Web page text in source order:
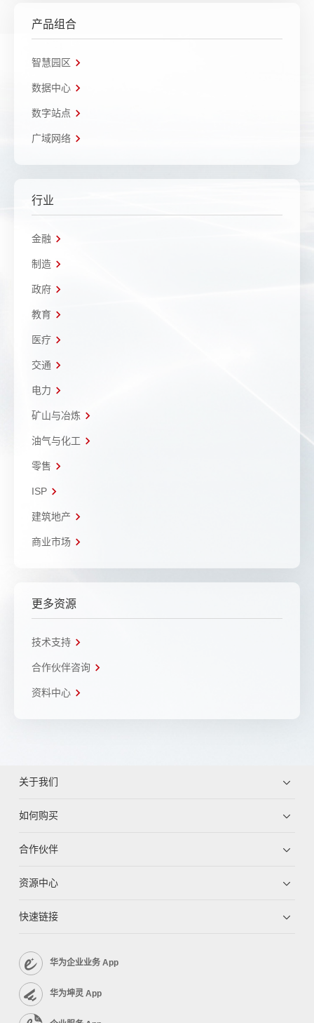
产品组合
智慧园区
数据中心
数字站点
广域网络
行业
金融
制造
政府
教育
医疗
交通
电力
矿山与冶炼
油气与化工
零售
ISP
建筑地产
商业市场
更多资源
技术支持
合作伙伴咨询
资料中心
关于我们
如何购买
合作伙伴
资源中心
快速链接
华为企业业务 App
华为坤灵 App